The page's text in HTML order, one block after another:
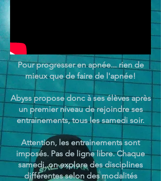
Pour progresser en apnée... rien de
mieux que de faire de l'apnée!
Abyss propose donc à ses élèves après
un premier niveau de rejoindre ses
entrainements, tous les samedi soir.
Attention, les entrainements sont
imposés. Pas de ligne libre. Chaque
samedi, on explore des disciplines
différentes selon des modalités